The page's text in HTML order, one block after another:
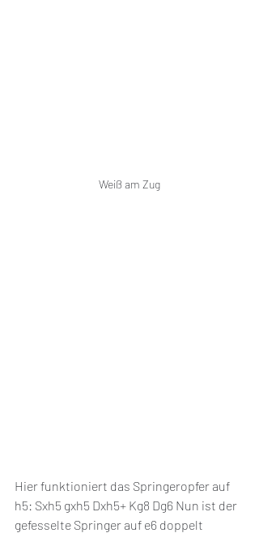
Weiß am Zug
Hier funktioniert das Springeropfer auf
h5: Sxh5 gxh5 Dxh5+ Kg8 Dg6 Nun ist der
gefesselte Springer auf e6 doppelt